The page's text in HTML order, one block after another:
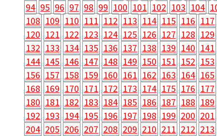
94 95 96 97 98 99 100 101 102 103 104
108 109 110 111 112 113 114 115 116 117
120 121 122 123 124 125 126 127 128 129
132 133 134 135 136 137 138 139 140 141
144 145 146 147 148 149 150 151 152 153
156 157 158 159 160 161 162 163 164 165
168 169 170 171 172 173 174 175 176 177
180 181 182 183 184 185 186 187 188 189
192 193 194 195 196 197 198 199 200 201
204 205 206 207 208 209 210 211 212 213